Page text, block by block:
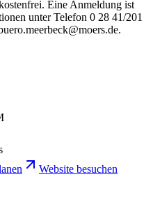
Eine Anmeldung ist
unter Telefon 0 28 41/201
.
Website besuchen